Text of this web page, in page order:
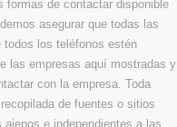
formas de contactar disponible
asegurar que todas las
todos los teléfonos estén
las empresas aquí mostradas y
con la empresa. Toda
de fuentes o sitios
e independientes a las